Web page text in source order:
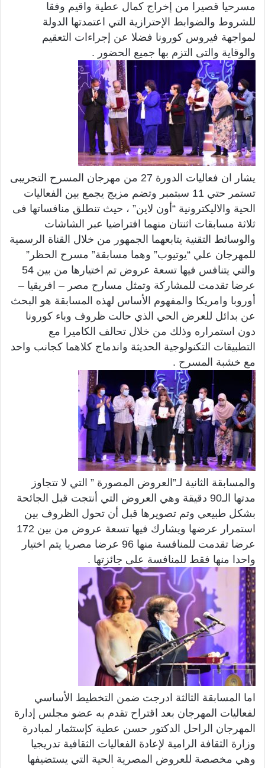
مسرحيا قصيرا من إخراج كمال عطية واقيم وفقا
للشروط والضوابط الإحترازية التي اعتمدتها الدولة
لمواجهة فيروس كورونا فضلا عن إجراءات التعقيم
والوقاية والتى التزم بها جميع الحضور .
يشار ان فعاليات الدورة 27 من مهرجان المسرح التجريبى
تستمر حتي 11 سبتمبر وتضم مزيج يجمع بين الفعاليات
الحية والاليكترونية “أون لاين” ، حيث تنطلق منافساتها فى
ثلاثة مسابقات اثنتان منهما افتراضيا عبر الشاشات
والوسائط التقنية يتابعهما الجمهور من خلال القناة الرسمية
للمهرجان علي “يوتيوب” وهما مسابقة” مسرح الحظر”
والتي يتنافس فيها تسعة عروض تم اختيارها من بين 54
عرضا تقدمت للمشاركة وتمثل مسارح مصر – افريقيا –
أوروبا وامريكا والمفهوم الأساس لهذه المسابقة هو البحث
عن بدائل للعرض الحي الذي حالت ظروف وباء كورونا
دون استمراره وذلك من خلال تحالف الكاميرا مع
التطبيقات التكنولوجية الحديثة واندماج كلاهما كجانب واحد
مع خشبة المسرح .
والمسابقة الثانية لـ”العروض المصورة ” التي لا تتجاوز
مدتها الـ90 دقيقة وهي العروض التي أنتجت قبل الجائحة
بشكل طبيعي وتم تصويرها قبل أن تحول الظروف بين
استمرار عرضها ويشارك فيها تسعة عروض من بين 172
عرضا تقدمت للمنافسة منها 96 عرضا مصريا يتم اختيار
واحدا منها فقط للمنافسة على جائزتها .
اما المسابقة الثالثة ادرجت ضمن التخطيط الأساسي
لفعاليات المهرجان بعد اقتراح تقدم به عضو مجلس إدارة
المهرجان الراحل الدكتور حسن عطية كإستثمار لمبادرة
وزارة الثقافة الرامية لإعادة الفعاليات الثقافية تدريجيا
وهي مخصصة للعروض المصرية الحية التي يستضيفها